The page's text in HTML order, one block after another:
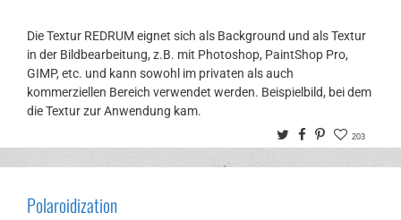
Die Textur REDRUM eignet sich als Background und als Textur
in der Bildbearbeitung, z.B. mit Photoshop, PaintShop Pro,
GIMP, etc. und kann sowohl im privaten als auch
kommerziellen Bereich verwendet werden. Beispielbild, bei dem
die Textur zur Anwendung kam.
TwitterFacebook
Pinterest
203
Polaroidization